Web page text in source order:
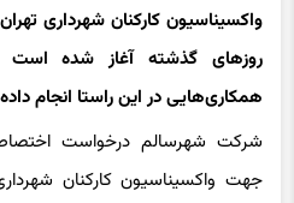
واکسیناسیون کارکنان شهرداری
روزهای گذشته آغاز شده است
همکاری‌هایی در این راستا انجام
شرکت شهرسالم درخواست
جهت واکسیناسیون کارکنان